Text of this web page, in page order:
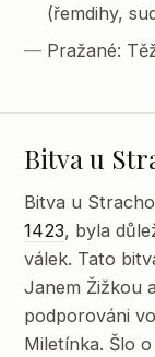
(řemdihy,
Pražané:
Bitva u
Bitva u
1423, byla
válek. Tato
Janem Žižkou
podporováni
Miletínka. Šlo